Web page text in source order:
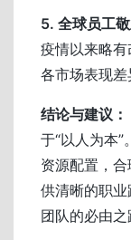
5. 全球员工
疫情以来略
各市场表现
结论与建议：
于“以人为本
资源配置，
供清晰的职
团队的必由之